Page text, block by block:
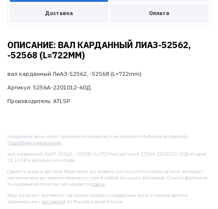
Доставка Оплата
ОПИСАНИЕ: ВАЛ КАРДАННЫЙ ЛИАЗ-52562,
-52568 (L=722MM)
вал карданный ЛиАЗ-52562, -52568 (L=722mm)
Артикул: 5256А-2201012-60Д
Производитель: ATLSP
Указанные цены носят рекламный характер и не являются публичной офертой.
Подробная информация
вал карданный ЛиАЗ-52562, -52568 (L=722mm) артикул 5256А-2201012-60Д по цене
32 119 ₽ в наличии на складе.
Сделать заказ в регионе Ярославль вы можете круглосуточно через каталог интернет
магазина или вы можете приехать к нам в любой из наших филиалов. Список филиалов
по продаже автозапчастей находятся здесь.
Наш магазин - это место, где можно заказать карданные валы и прочие детали
трансмиссии с доставкой по Москве и всей России.